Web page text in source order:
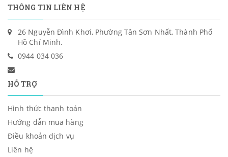
THÔNG TIN LIÊN HỆ
26 Nguyễn Đình Khơi, Phường Tân Sơn Nhất, Thành Phố
Hồ Chí Minh.
0944 034 036
HỖ TRỢ
Hình thức thanh toán
Hướng dẫn mua hàng
Điều khoản dịch vụ
Liên hệ